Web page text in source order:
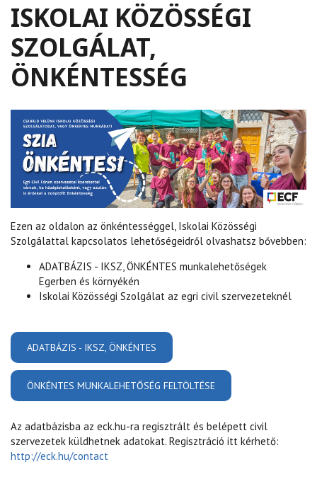
ISKOLAI KÖZÖSSÉGI
SZOLGÁLAT,
ÖNKÉNTESSÉG
Ezen az oldalon az önkéntességgel, Iskolai Közösségi
Szolgálattal kapcsolatos lehetőségeidről olvashatsz bővebben:
ADATBÁZIS - IKSZ, ÖNKÉNTES munkalehetőségek
Egerben és környékén
Iskolai Közösségi Szolgálat az egri civil szervezeteknél
ADATBÁZIS - IKSZ, ÖNKÉNTES
MUNKALEHETŐSÉGEK EGERBEN ÉS
KÖRNYÉKÉN
ÖNKÉNTES MUNKALEHETŐSÉG FELTÖLTÉSE
MUNKALEHETŐSÉG
Az adatbázisba az eck.hu-ra regisztrált és belépett civil
szervezetek küldhetnek adatokat. Regisztráció itt kérhető:
http://eck.hu/contact